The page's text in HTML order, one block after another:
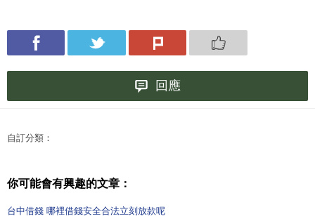
回應
自訂分類：
你可能會有興趣的文章：
台中借錢 哪裡借錢安全合法立刻放款呢